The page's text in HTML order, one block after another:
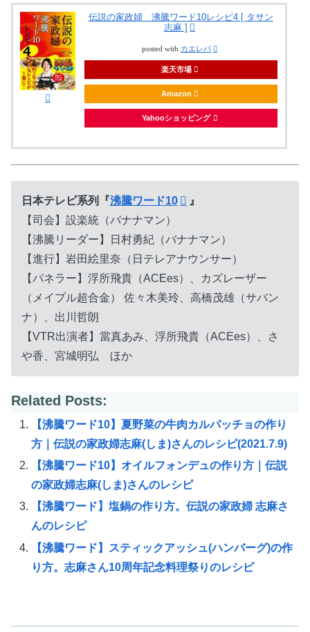
伝説の家政婦 沸騰ワード10レシピ4 [ タサン
志麻 ]
posted with カエレバ
楽天市場
Amazon
Yahooショッピング
日本テレビ系列『沸騰ワード10
』
【司会】設楽統（バナナマン）
【沸騰リーダー】日村勇紀（バナナマン）
【進行】岩田絵里奈（日テレアナウンサー）
【パネラー】浮所飛貴（ACEes）、カズレーザー
（メイプル超合金） 佐々木美玲、高橋茂雄（サバン
ナ）、出川哲朗
【VTR出演者】當真あみ、浮所飛貴（ACEes）、さ
や香、宮城明弘 ほか
Related Posts:
【沸騰ワード10】夏野菜の牛肉カルパッチョの作り
方｜伝説の家政婦志麻(しま)さんのレシピ(2021.7.9)
【沸騰ワード10】オイルフォンデュの作り方｜伝説
の家政婦志麻(しま)さんのレシピ
【沸騰ワード】塩鍋の作り方。伝説の家政婦 志麻さ
んのレシピ
【沸騰ワード】スティックアッシュ(ハンバーグ)の作
り方。志麻さん10周年記念料理祭りのレシピ